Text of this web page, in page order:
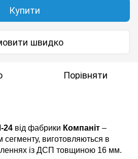
Купити
швидко
Порівняти
24 від фабрики Компаніт –
сегменту, виготовляються в
із ДСП товщиною 16 мм.